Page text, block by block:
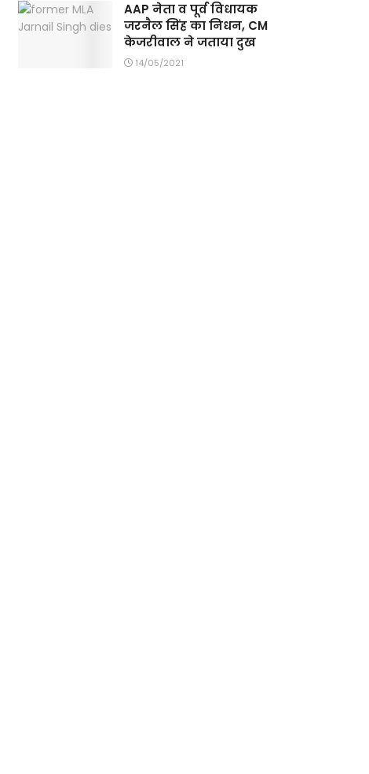
AAP नेता व पूर्व विधायक
जरनैल सिंह का निधन, CM
केजरीवाल ने जताया दुख
14/05/2021